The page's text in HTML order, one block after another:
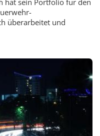
überarbeitet und